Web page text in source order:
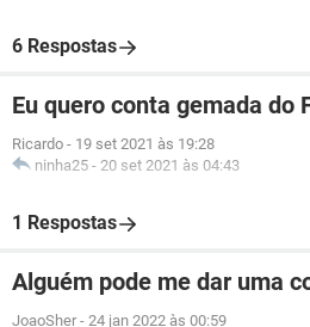
6 Respostas
Eu quero conta gemada do
Ricardo - 19 set 2021 às 19:28
ninha25 - 20 set 2021 às 04:43
1 Respostas
Alguém pode me dar uma
JoaoSher - 24 jan 2022 às 00:59